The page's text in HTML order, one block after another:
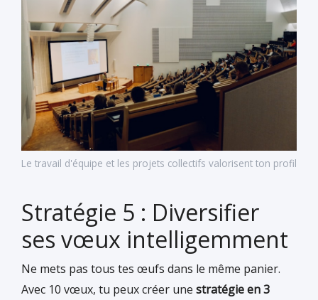
Le travail d'équipe et les projets collectifs valorisent ton profil
Stratégie 5 : Diversifier
ses vœux intelligemment
Ne mets pas tous tes œufs dans le même panier.
Avec 10 vœux, tu peux créer une stratégie en 3